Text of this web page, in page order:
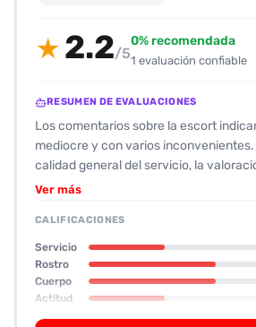
★ 2.2/5
0% recomendada
1 evaluación confiable
RESUMEN DE EVALUACIONES
Los comentarios sobre la escort
mediocre y con varios inconvenientes.
calidad general del servicio, la
que sugiere que la acompañante no
“normal” tanto en cuerpo como en
ni características que destaquen; se
ni muy delgada ni muy gorda, y que la
aceptable para la categoría. La
percibe como canchera y algo
muestra “mañosa”, lo que implica
Ver más
CALIFICACIONES
Servicio
Rostro
Cuerpo
Actitud